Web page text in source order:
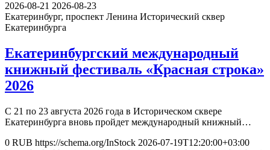
2026-08-21 2026-08-23
Екатеринбург, проспект Ленина Исторический сквер
Екатеринбурга
Екатеринбургский международный
книжный фестиваль «Красная строка»
2026
С 21 по 23 августа 2026 года в Историческом сквере
Екатеринбурга вновь пройдет международный книжный…
0 RUB https://schema.org/InStock 2026-07-19T12:20:00+03:00